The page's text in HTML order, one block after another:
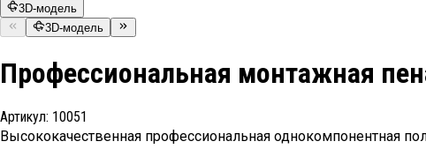
3D-модель
3D-модель
Профессиональная монтажная
Артикул: 10051
Высококачественная профессиональная однокомпонентная